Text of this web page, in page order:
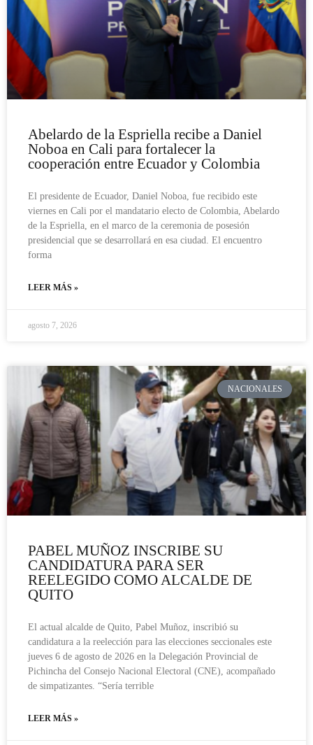
Abelardo de la Espriella recibe a Daniel
Noboa en Cali para fortalecer la
cooperación entre Ecuador y Colombia
El presidente de Ecuador, Daniel Noboa, fue recibido este
viernes en Cali por el mandatario electo de Colombia, Abelardo
de la Espriella, en el marco de la ceremonia de posesión
presidencial que se desarrollará en esa ciudad. El encuentro
forma
LEER MÁS »
agosto 7, 2026
NACIONALES
PABEL MUÑOZ INSCRIBE SU
CANDIDATURA PARA SER
REELEGIDO COMO ALCALDE DE
QUITO
El actual alcalde de Quito, Pabel Muñoz, inscribió su
candidatura a la reelección para las elecciones seccionales este
jueves 6 de agosto de 2026 en la Delegación Provincial de
Pichincha del Consejo Nacional Electoral (CNE), acompañado
de simpatizantes. “Sería terrible
LEER MÁS »